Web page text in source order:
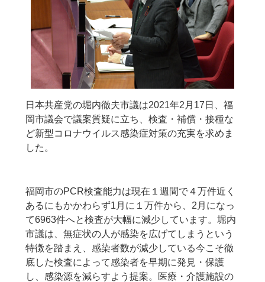
日本共産党の堀内徹夫市議は2021年2月17日、福
岡市議会で議案質疑に立ち、検査・補償・接種な
ど新型コロナウイルス感染症対策の充実を求めま
した。
福岡市のPCR検査能力は現在１週間で４万件近く
あるにもかかわらず1月に１万件から、2月になっ
て6963件へと検査が大幅に減少しています。堀内
市議は、無症状の人が感染を広げてしまうという
特徴を踏まえ、感染者数が減少している今こそ徹
底した検査によって感染者を早期に発見・保護
し、感染源を減らすよう提案。医療・介護施設の